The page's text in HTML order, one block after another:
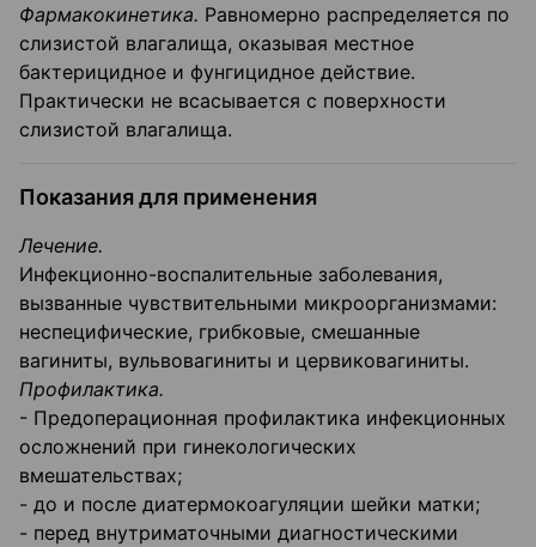
Фармакокинетика. Равномерно распределяется по
слизистой влагалища, оказывая местное
бактерицидное и фунгицидное действие.
Практически не всасывается с поверхности
слизистой влагалища.
Показания для применения
Лечение.
Инфекционно-воспалительные заболевания,
вызванные чувствительными микроорганизмами:
неспецифические, грибковые, смешанные
вагиниты, вульвовагиниты и цервиковагиниты.
Профилактика.
- Предоперационная профилактика инфекционных
осложнений при гинекологических
вмешательствах;
- до и после диатермокоагуляции шейки матки;
- перед внутриматочными диагностическими